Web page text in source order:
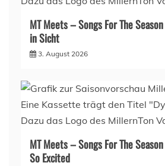
MT Meets – Songs For The
in Sicht
3. August 2026
MT Meets – Songs For The
So Excited